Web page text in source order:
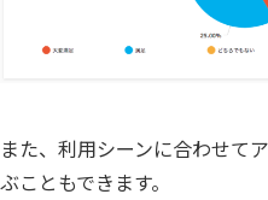
また、利用シーンに合わせて
ぶこともできます。